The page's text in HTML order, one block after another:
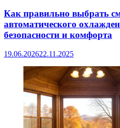
Как правильно выбрать
автоматического
безопасности и комфорта
19.06.202622.11.2025